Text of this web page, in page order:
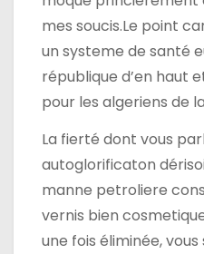
mes soucis.Le point
un systeme de santé
république d’en haut
pour les algeriens de
La fierté dont vous
autoglorificaton
manne petroliere
vernis bien
une fois éliminée,